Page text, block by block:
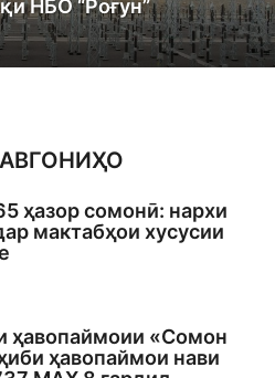
НБО “Роғун”
ҳазор сомонӣ: нархи
мактабҳои хусусии
ҳавопаймоии «Сомон
ҳавопаймои нави